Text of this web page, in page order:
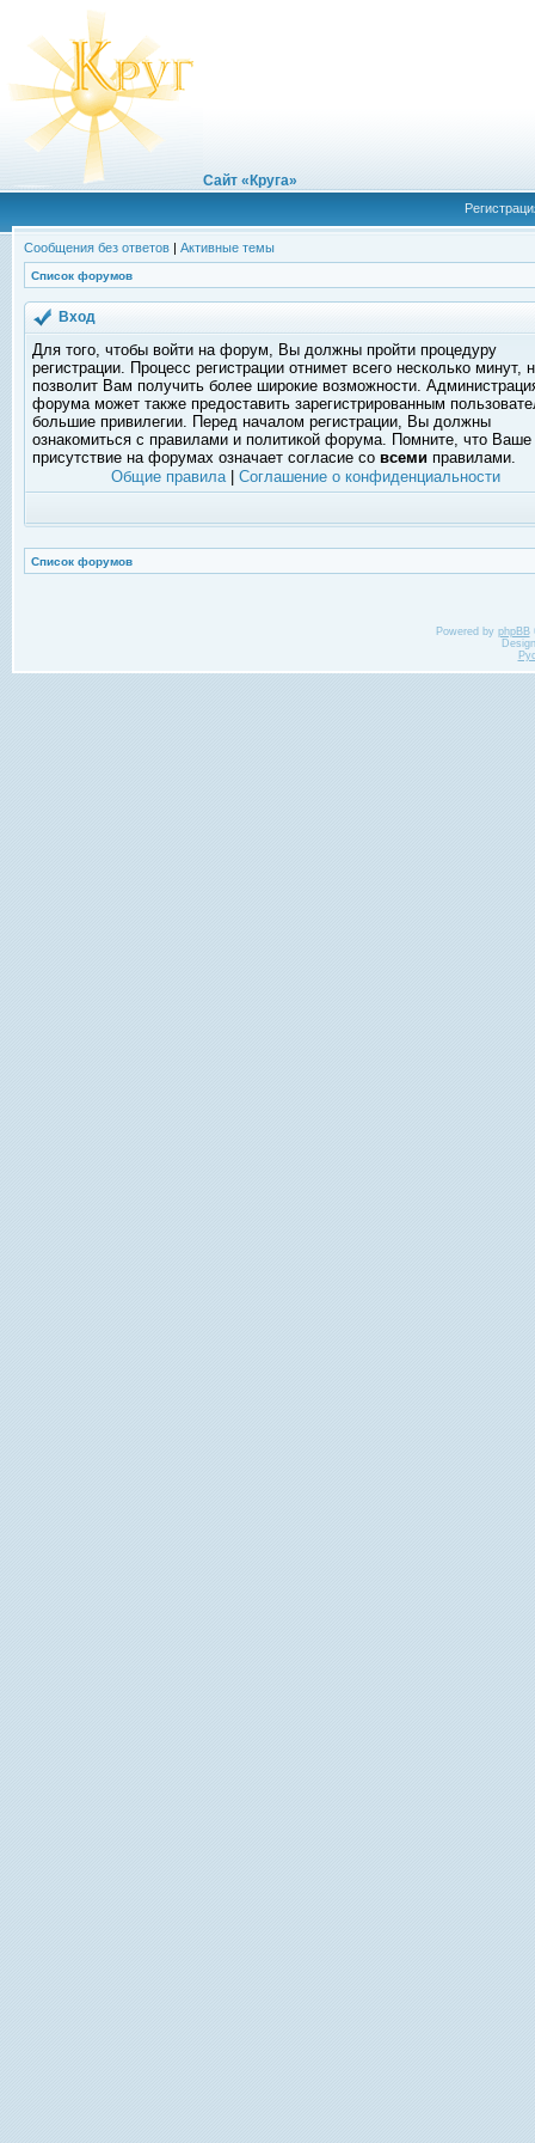
Сайт «Круга»
Сообщения без ответов | Активные темы
Список форумов
Вход
Для того, чтобы войти на форум, Вы должны пройти процедуру
регистрации. Процесс регистрации отнимет всего несколько минут,
позволит Вам получить более широкие возможности.
форума может также предоставить зарегистрированным
большие привилегии. Перед началом регистрации, Вы должны
ознакомиться с правилами и политикой форума. Помните, что Ваше
присутствие на форумах означает согласие со всеми правилами.
Общие правила| Соглашение о конфиденциальности
Список форумов
Powered by phpBB